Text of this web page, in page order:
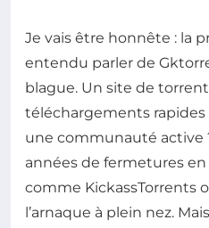
Je vais être honnête : la
entendu parler de
blague. Un site de
téléchargements rapides
une communauté active
années de fermetures
comme KickassTorrents
l’arnaque à plein nez.